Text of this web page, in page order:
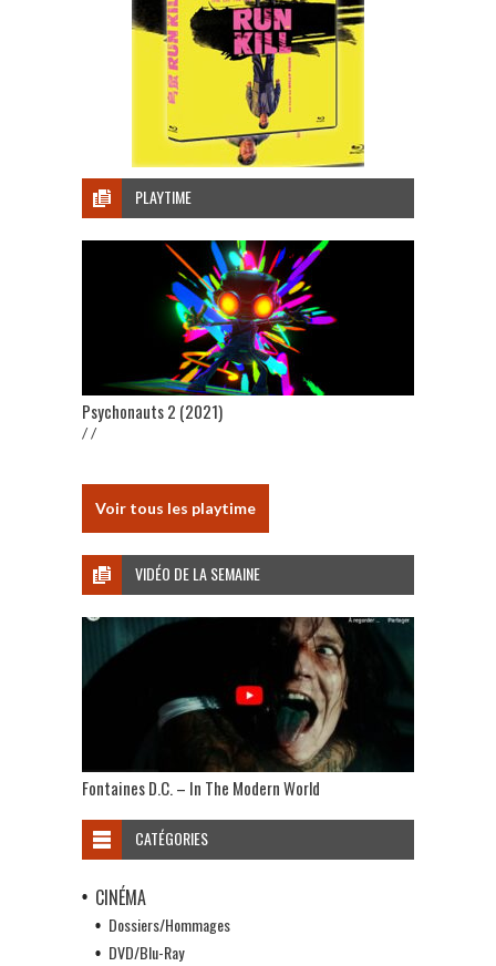
PLAYTIME
Psychonauts 2 (2021)
/ /
Voir tous les playtime
VIDÉO DE LA SEMAINE
Fontaines D.C. – In The Modern World
CATÉGORIES
CINÉMA
Dossiers/Hommages
DVD/Blu-Ray